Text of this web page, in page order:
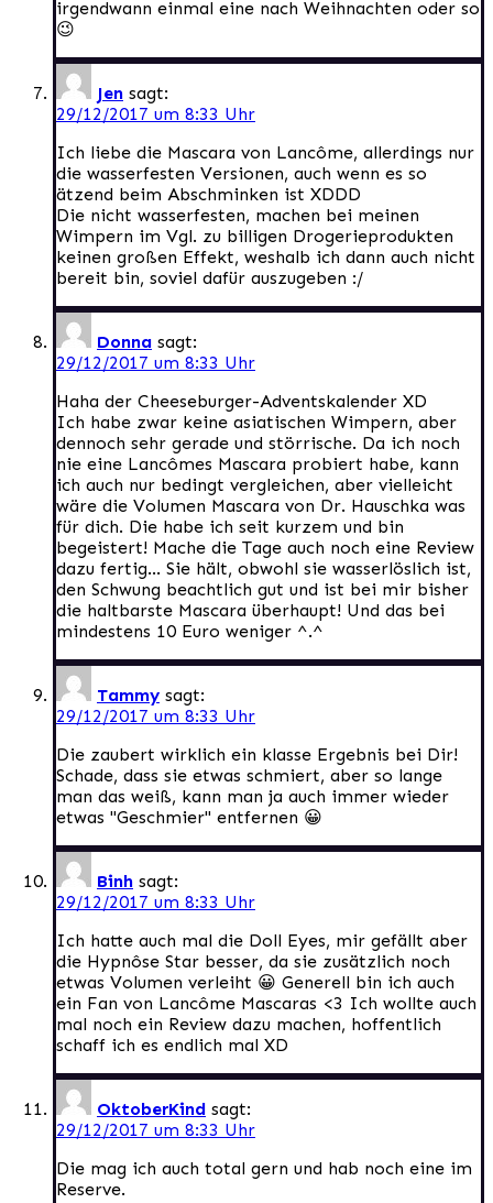
irgendwann einmal eine nach Weihnachten oder so
😉
Jen sagt:
29/12/2017 um 8:33 Uhr
Ich liebe die Mascara von Lancôme, allerdings nur
die wasserfesten Versionen, auch wenn es so
ätzend beim Abschminken ist XDDD
Die nicht wasserfesten, machen bei meinen
Wimpern im Vgl. zu billigen Drogerieprodukten
keinen großen Effekt, weshalb ich dann auch nicht
bereit bin, soviel dafür auszugeben :/
Donna sagt:
29/12/2017 um 8:33 Uhr
Haha der Cheeseburger-Adventskalender XD
Ich habe zwar keine asiatischen Wimpern, aber
dennoch sehr gerade und störrische. Da ich noch
nie eine Lancômes Mascara probiert habe, kann
ich auch nur bedingt vergleichen, aber vielleicht
wäre die Volumen Mascara von Dr. Hauschka was
für dich. Die habe ich seit kurzem und bin
begeistert! Mache die Tage auch noch eine Review
dazu fertig… Sie hält, obwohl sie wasserlöslich ist,
den Schwung beachtlich gut und ist bei mir bisher
die haltbarste Mascara überhaupt! Und das bei
mindestens 10 Euro weniger ^.^
Tammy sagt:
29/12/2017 um 8:33 Uhr
Die zaubert wirklich ein klasse Ergebnis bei Dir!
Schade, dass sie etwas schmiert, aber so lange
man das weiß, kann man ja auch immer wieder
etwas "Geschmier" entfernen 😀
Binh sagt:
29/12/2017 um 8:33 Uhr
Ich hatte auch mal die Doll Eyes, mir gefällt aber
die Hypnôse Star besser, da sie zusätzlich noch
etwas Volumen verleiht 😀 Generell bin ich auch
ein Fan von Lancôme Mascaras <3 Ich wollte auch
mal noch ein Review dazu machen, hoffentlich
schaff ich es endlich mal XD
OktoberKind sagt:
29/12/2017 um 8:33 Uhr
Die mag ich auch total gern und hab noch eine im
Reserve.